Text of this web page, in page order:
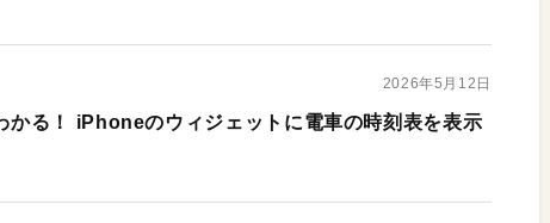
2026年5月12日
かる！ iPhoneのウィジェットに電車の時刻表を表示